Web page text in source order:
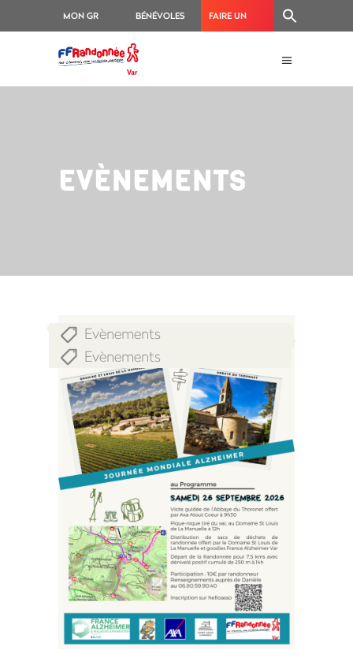
MON GR
®
BÉNÉVOLES FAIRE UN
EVÈNEMENTS
Evènements
Evènements